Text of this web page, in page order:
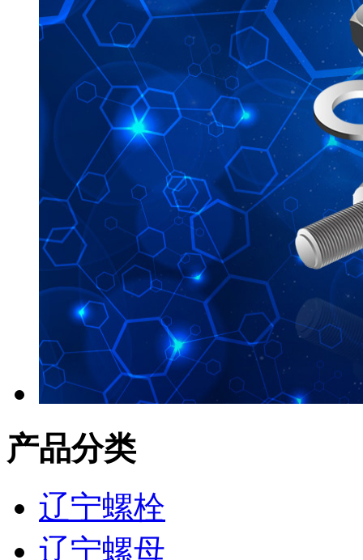
产品分类
辽宁螺栓
辽宁螺母